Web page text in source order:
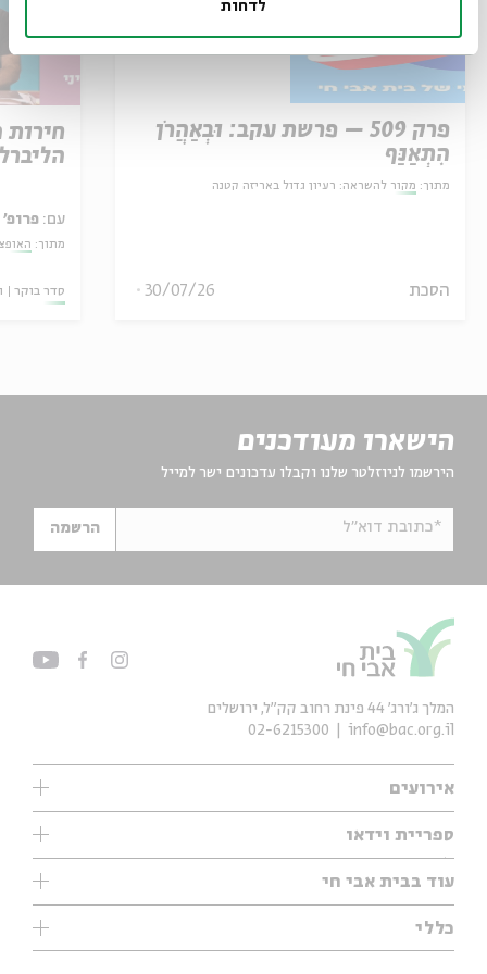
לדחות
פרק 509 – פרשת עקב: וּבְאַהֲרֹן
הִתְאַנַּף
מתוך: מקור להשראה: רעיון גדול באריזה קטנה
הסכת 30/07/26
עם: פרופ'
מתוך:
סדר בוקר
הישארו מעודכנים
הירשמו לניוזלטר שלנו וקבלו עדכונים ישר למייל
*כתובת דוא"ל הרשמה
אירועים
עיון
אנגלית
נוער
ספריית וידאו
ילדים
מוזיקה
עיון
מיוחדים
עוד בבית אבי חי
תערוכות
מיוחדים
כללי
המלך ג'ורג' 44 פינת רחוב קק״ל, ירושלים
info@bac.org.il
02-6215300